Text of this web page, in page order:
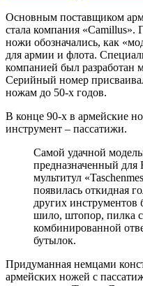
Основным поставщиком
стала компания
ножи обозначались, как
для армии и флота.
компанией был разработан
Серийный номер
ножам до 50-х годов.
В конце 90-х в армейские
инструмент – пассатижи.
Самой удачной
предназначенный для
мультитул
появилась откидная
других
шило, штопор, пилка
комбинированной
бутылок.
Придуманная немцами
армейских ножей с